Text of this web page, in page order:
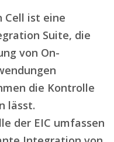
Cell ist eine
Suite, die
von On-
die Kontrolle
lässt.
der EIC umfassen